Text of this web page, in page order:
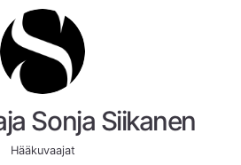
Sonja Siikanen
Hääkuvaajat